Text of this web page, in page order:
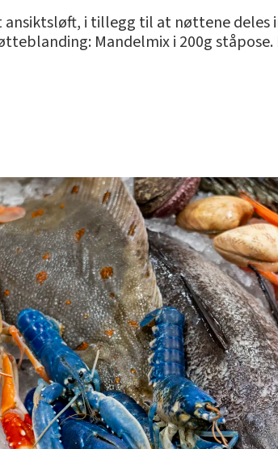
i tillegg til at nøttene
Mandelmix i 200g